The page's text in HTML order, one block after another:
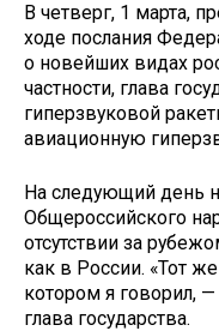
В четверг, 1 марта,
ходе послания
о новейших видах
частности, глава
гиперзвуковой
авиационную
На следующий день
Общероссийского
отсутствии за
как в России. «Тот
котором я говорил,
глава государства.